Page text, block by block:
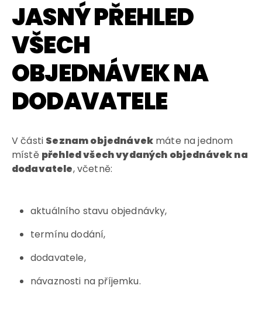
JASNÝ PŘEHLED
VŠECH
OBJEDNÁVEK NA
DODAVATELE
V části Seznam objednávek máte na jednom
místě přehled všech vydaných objednávek na
dodavatele, včetně:
aktuálního stavu objednávky,
termínu dodání,
dodavatele,
návaznosti na příjemku.